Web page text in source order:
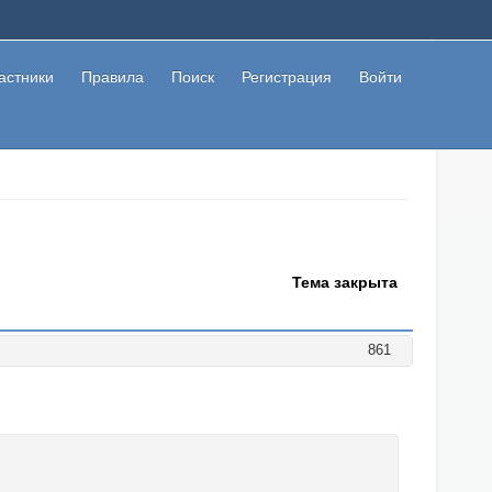
Правила Поиск Регистрация Войти
Тема закрыта
861